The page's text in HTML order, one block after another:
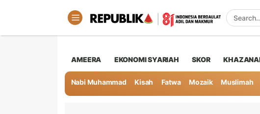
AMEERA EKONOMI SYARIAH SKOR
Nabi Muhammad Kisah Fatwa Mozaik Muslimah